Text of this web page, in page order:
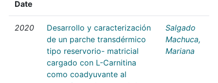
Date
2020
Desarrollo y caracterización
de un parche transdérmico
tipo reservorio- matricial
cargado con L-Carnitina
como coadyuvante al
Salgado
Machuca,
Mariana